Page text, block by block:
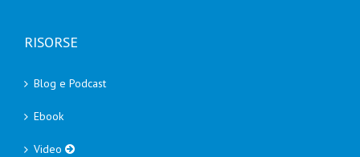
RISORSE
Blog e Podcast
Ebook
Video